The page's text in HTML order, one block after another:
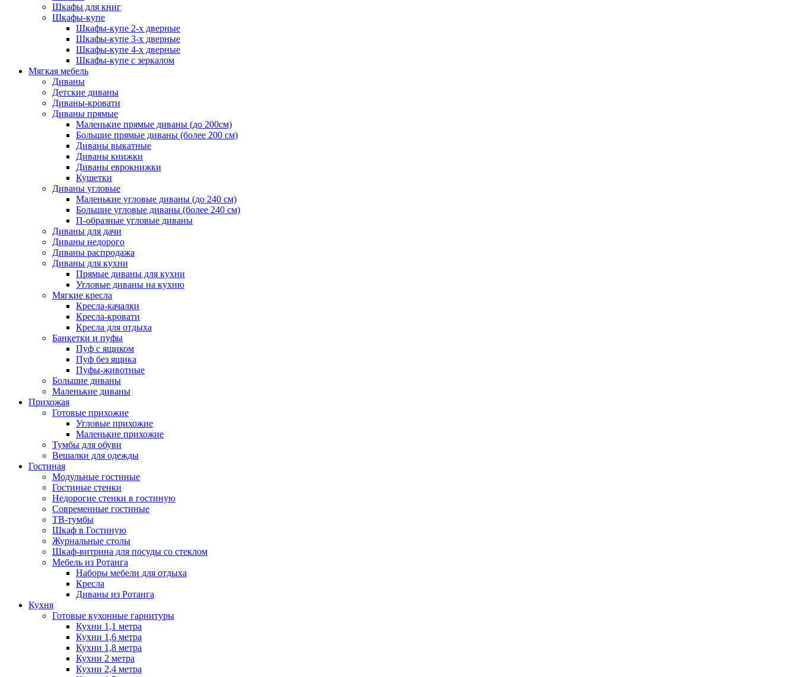
Шкафы для книг
Шкафы-купе
Шкафы-купе 2-х дверные
Шкафы-купе 3-х дверные
Шкафы-купе 4-х дверные
Шкафы-купе с зеркалом
Мягкая мебель
Диваны
Детские диваны
Диваны-кровати
Диваны прямые
Маленькие прямые диваны (до 200см)
Большие прямые диваны (более 200 см)
Диваны выкатные
Диваны книжки
Диваны еврокнижки
Кушетки
Диваны угловые
Маленькие угловые диваны (до 240 см)
Большие угловые диваны (более 240 см)
П-образные угловые диваны
Диваны для дачи
Диваны недорого
Диваны распродажа
Диваны для кухни
Прямые диваны для кухни
Угловые диваны на кухню
Мягкие кресла
Кресла-качалки
Кресла-кровати
Кресла для отдыха
Банкетки и пуфы
Пуф с ящиком
Пуф без ящика
Пуфы-животные
Большие диваны
Маленькие диваны
Прихожая
Готовые прихожие
Угловые прихожие
Маленькие прихожие
Тумбы для обуви
Вешалки для одежды
Гостиная
Модульные гостиные
Гостиные стенки
Недорогие стенки в гостиную
Современные гостиные
ТВ-тумбы
Шкаф в Гостиную
Журнальные столы
Шкаф-витрина для посуды со стеклом
Мебель из Ротанга
Наборы мебели для отдыха
Кресла
Диваны из Ротанга
Кухня
Готовые кухонные гарнитуры
Кухни 1,1 метра
Кухни 1,6 метра
Кухни 1,8 метра
Кухни 2 метра
Кухни 2,4 метра